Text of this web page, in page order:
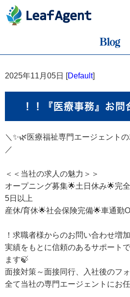
2025年11月05日 [Default]
！！『医療事務』お問
＼✨🌿医療福祉専門エージェント
／
＜＜当社の求人の魅力＞＞
オープニング募集🌟土日休み🌟完
5日以上
産休/育休🌟社会保険完備🌟車通勤
！求職者様からのお問い合わせ増
実績をもとに信頼のあるサポート
ます🍃
面接対策～面接同行、入社後のフ
全て当社の専門エージェントにお